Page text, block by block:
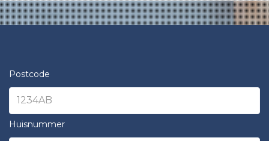
Postcode
Huisnummer